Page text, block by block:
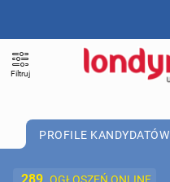
Filtruj
PROFILE KANDYDATÓW